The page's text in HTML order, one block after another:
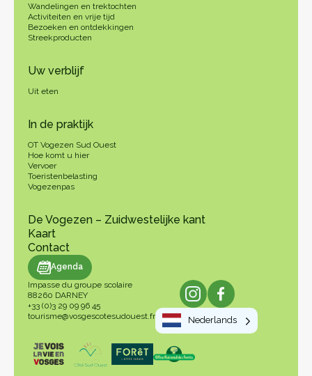
Wandelingen en trektochten
Activiteiten en vrije tijd
Bezoeken en ontdekkingen
Streekproducten
Uw verblijf
Uit eten
In de praktijk
OT Vogezen Sud Ouest
Hoe komt u hier
Vervoer
Toeristenbelasting
Vogezenpas
De Vogezen – Zuidwestelijke kant
Kaart
Contact
Agenda
Impasse du groupe scolaire
88260 DARNEY
+33 (0)3 29 09 96 45
tourisme@vosgescotesudouest.fr
Nederlands